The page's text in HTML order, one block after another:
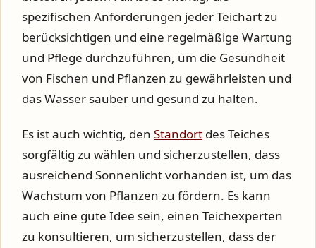
spezifischen Anforderungen jeder Teichart zu
berücksichtigen und eine regelmäßige Wartung
und Pflege durchzuführen, um die Gesundheit
von Fischen und Pflanzen zu gewährleisten und
das Wasser sauber und gesund zu halten.
Es ist auch wichtig, den Standort des Teiches
sorgfältig zu wählen und sicherzustellen, dass
ausreichend Sonnenlicht vorhanden ist, um das
Wachstum von Pflanzen zu fördern. Es kann
auch eine gute Idee sein, einen Teichexperten
zu konsultieren, um sicherzustellen, dass der